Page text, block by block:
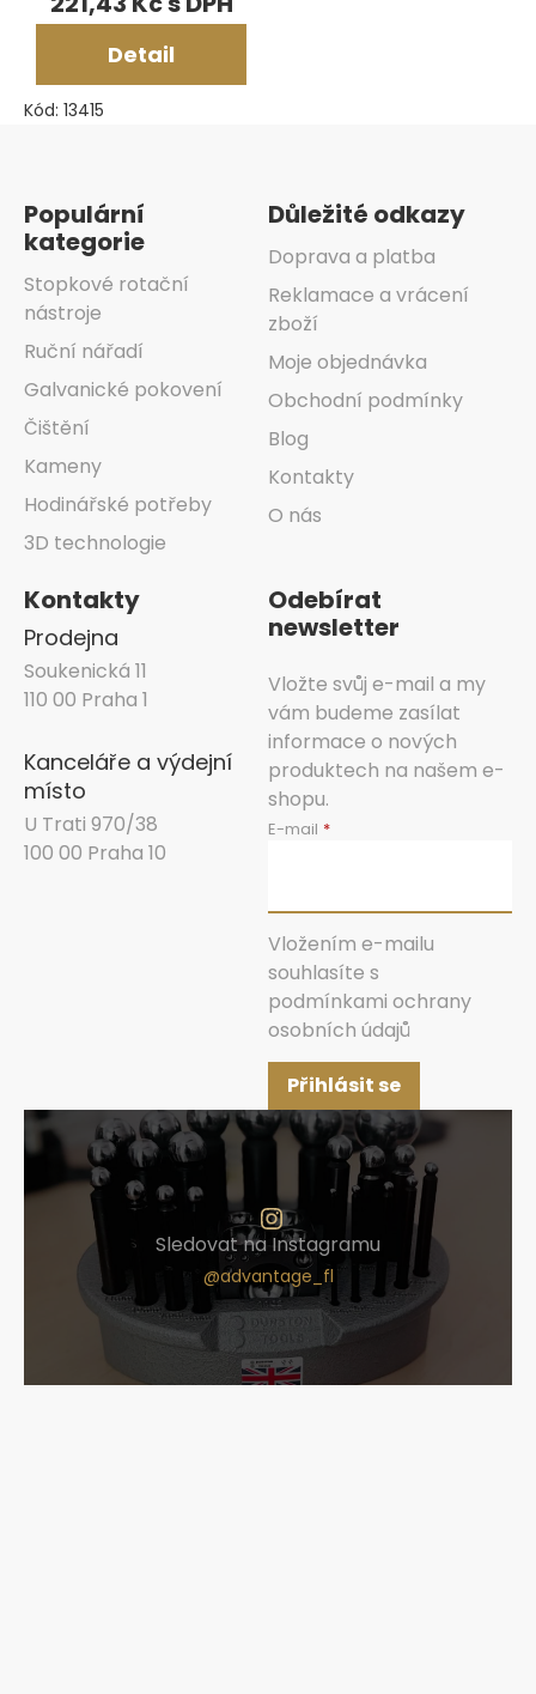
Detail
Kód: 13415
Populární
kategorie
Stopkové rotační
nástroje
Ruční nářadí
Galvanické pokovení
Čištění
Kameny
Hodinářské potřeby
3D technologie
Důležité odkazy
Doprava a platba
Reklamace a vrácení
zboží
Moje objednávka
Obchodní podmínky
Blog
Kontakty
O nás
Kontakty
Prodejna
Soukenická 11
110 00 Praha 1
Kanceláře a výdejní
místo
U Trati 970/38
100 00 Praha 10
Odebírat
newsletter
Vložte svůj e-mail a my
vám budeme zasílat
informace o nových
produktech na našem e-
shopu.
E-mail
Vložením e-mailu
souhlasíte s
podmínkami ochrany
osobních údajů
Přihlásit se
Sledovat na Instagramu